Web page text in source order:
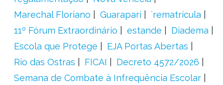
Marechal Floriano
Guarapari
´rematrícula
11º Fórum Extraordinário
estande
Diadema
Escola que Protege
EJA Portas Abertas
Rio das Ostras
FICAI
Decreto 4572/2026
Semana de Combate à Infrequência Escolar